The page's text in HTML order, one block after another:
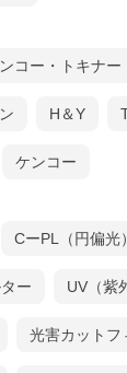
コー・トキナー
H＆Y
ケンコー
CーPL（円偏光
ー UV（紫
光害カットフ